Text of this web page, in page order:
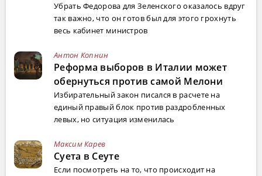
Убрать Федорова для Зеленского оказалось вдруг
так важно, что он готов был для этого грохнуть
весь кабинет министров
Антон Копнин
Реформа выборов в Италии может
обернуться против самой Мелони
Избирательный закон писался в расчете на
единый правый блок против раздробленных
левых, но ситуация изменилась
Максим Карев
Суета в Сеуте
Если посмотреть на то, что происходит на